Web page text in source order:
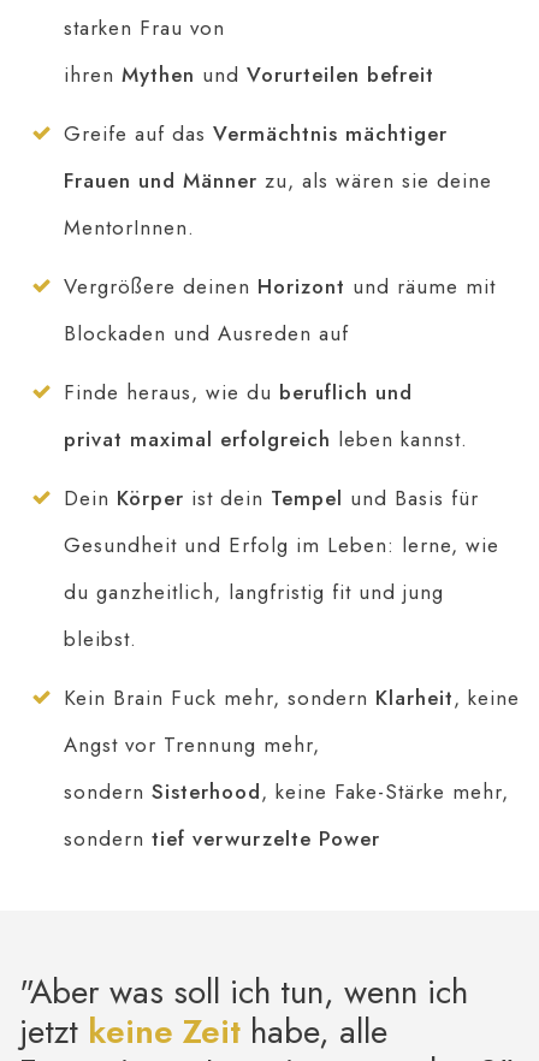
starken Frau von
ihren Mythen und Vorurteilen befreit
Greife auf das Vermächtnis mächtiger
Frauen und Männer zu, als wären sie deine
MentorInnen.
Vergrößere deinen Horizont und räume mit
Blockaden und Ausreden auf
Finde heraus, wie du beruflich und
privat maximal erfolgreich leben kannst.
Dein Körper ist dein Tempel und Basis für
Gesundheit und Erfolg im Leben: lerne, wie
du ganzheitlich, langfristig fit und jung
bleibst.
Kein Brain Fuck mehr, sondern Klarheit, keine
Angst vor Trennung mehr,
sondern Sisterhood, keine Fake-Stärke mehr,
sondern tief verwurzelte Power
"Aber was soll ich tun, wenn ich
jetzt keine Zeit habe, alle